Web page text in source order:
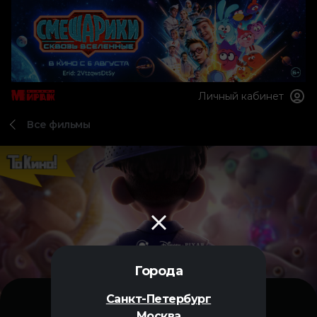
Города
Санкт-Петербург
Личный кабинет
Все фильмы